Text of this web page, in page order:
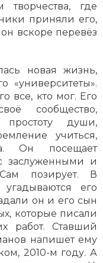
где
приняли его,
вскоре перевёз
новая жизнь,
«университеты».
все, кто мог. Его
сообщество,
души,
учиться,
Он посещает
заслуженными и
позирует. В
его
он и его сын
которые писали
работ. Ставший
напишет ему
2010-м году. А